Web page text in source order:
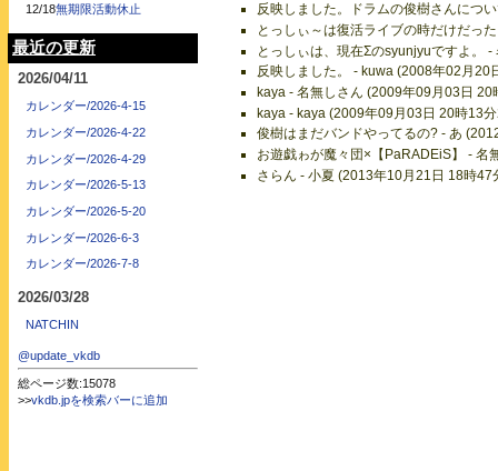
反映しました。ドラムの俊樹さんにつ
とっしぃ～は復活ライブの時だけだっ
とっしぃは、現在Σのsyunjyuですよ。
反映しました。 - kuwa (2008年02月20
kaya - 名無しさん (2009年09月03日 20
kaya - kaya (2009年09月03日 20時13
俊樹はまだバンドやってるの? - あ
お遊戯ゎが魔々団×【PaRADEiS】 -
さらん - 小夏 (2013年10月21日 18時47
12/18無期限活動休止
最近の更新
2026/04/11
カレンダー/2026-4-15
カレンダー/2026-4-22
カレンダー/2026-4-29
カレンダー/2026-5-13
カレンダー/2026-5-20
カレンダー/2026-6-3
カレンダー/2026-7-8
2026/03/28
NATCHIN
@update_vkdb
総ページ数:15078
>>vkdb.jpを検索バーに追加